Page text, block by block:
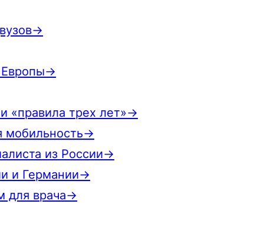
Европы→
«правила трех лет»→
мобильность→
из России→
и Германии→
для врача→